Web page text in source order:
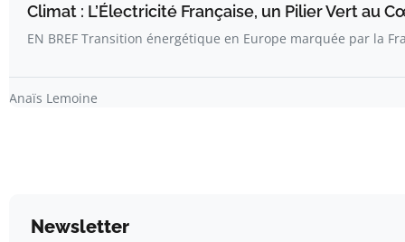
Climat : L’Électricité Française, un Pilier Vert au
EN BREF Transition énergétique en Europe marquée par la
Anaïs Lemoine
Newsletter